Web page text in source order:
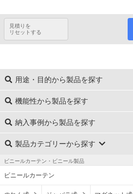
見積りを
リセットする
用途・目的から製品を探す
機能性から製品を探す
納入事例から製品を探す
製品カテゴリーから探す
ビニールカーテン・ビニール製品
ビニールカーテン